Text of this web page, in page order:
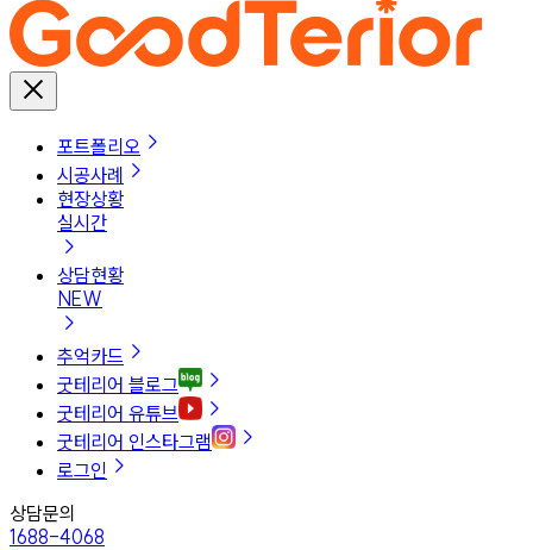
포트폴리오
시공사례
현장상황
실시간
상담현황
NEW
추억카드
굿테리어 블로그
굿테리어 유튜브
굿테리어 인스타그램
로그인
상담문의
1688-4068